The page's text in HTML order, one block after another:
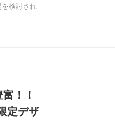
を検討され
！！
定デザ